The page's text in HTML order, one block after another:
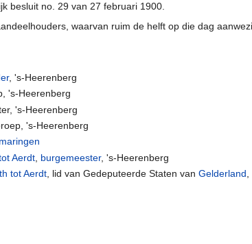
besluit no. 29 van 27 februari 1900.
waarvan ruim de helft op die dag
, 's-Heerenberg
's-Heerenberg
's-Heerenberg
's-Heerenberg
Aerdt burgemeester, 's-Heerenberg
tot Aerdt , lid van Gedeputeerde Staten vanGelderland